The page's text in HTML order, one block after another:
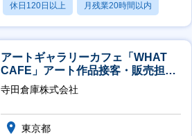
休日120日以上 月残業20時間以内
賞与あり
アートギャラリーカフェ「WHAT
CAFE」アート作品接客・販売担当
※アート領域未経験可
寺田倉庫株式会社
東京都